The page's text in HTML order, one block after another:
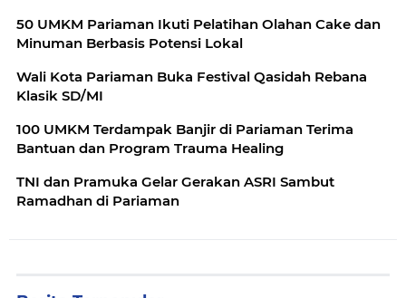
50 UMKM Pariaman Ikuti Pelatihan Olahan Cake dan
Minuman Berbasis Potensi Lokal
Wali Kota Pariaman Buka Festival Qasidah Rebana
Klasik SD/MI
100 UMKM Terdampak Banjir di Pariaman Terima
Bantuan dan Program Trauma Healing
TNI dan Pramuka Gelar Gerakan ASRI Sambut
Ramadhan di Pariaman